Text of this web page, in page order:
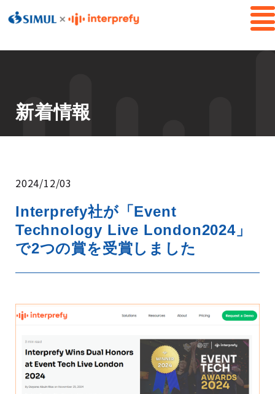
新着情報
2024/12/03
Interprefy社が「Event
Technology Live London2024」
で2つの賞を受賞しました